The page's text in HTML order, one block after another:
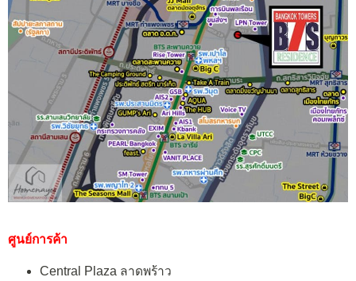
ศูนย์การค้า
Central Plaza ลาดพร้าว